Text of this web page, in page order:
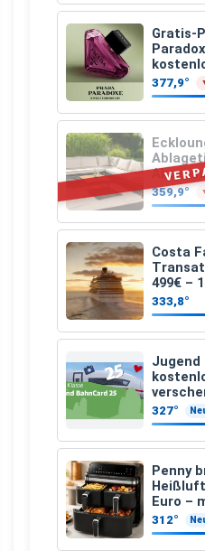
Gratis-
377,9°
359,9°
Costa
499€ –
333,8°
Jugend
Kinder
327°
Penny
Euro –
312°